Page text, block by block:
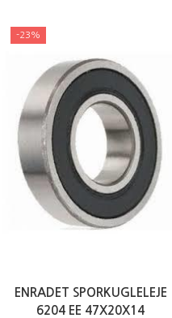
-23%
ENRADET SPORKUGLELEJE
6204 EE 47X20X14